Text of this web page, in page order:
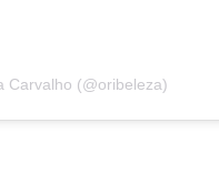
Carvalho (@oribeleza)